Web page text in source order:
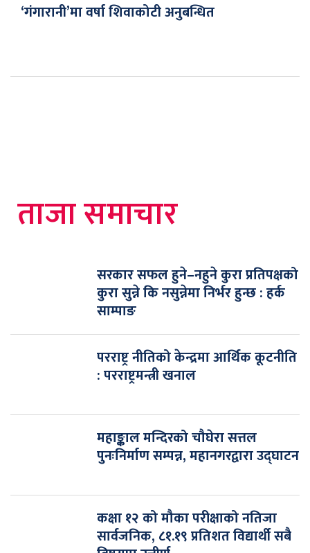
‘गंगारानी’मा वर्षा शिवाकोटी अनुबन्धित
ताजा समाचार
सरकार सफल हुने–नहुने कुरा प्रतिपक्षको
कुरा सुन्ने कि नसुन्नेमा निर्भर हुन्छ : हर्क
साम्पाङ
परराष्ट्र नीतिको केन्द्रमा आर्थिक कूटनीति
: परराष्ट्रमन्त्री खनाल
महाङ्काल मन्दिरको चौघेरा सत्तल
पुनःनिर्माण सम्पन्न, महानगरद्वारा उद्घाटन
कक्षा १२ को मौका परीक्षाको नतिजा
सार्वजनिक, ८१.१९ प्रतिशत विद्यार्थी सबै